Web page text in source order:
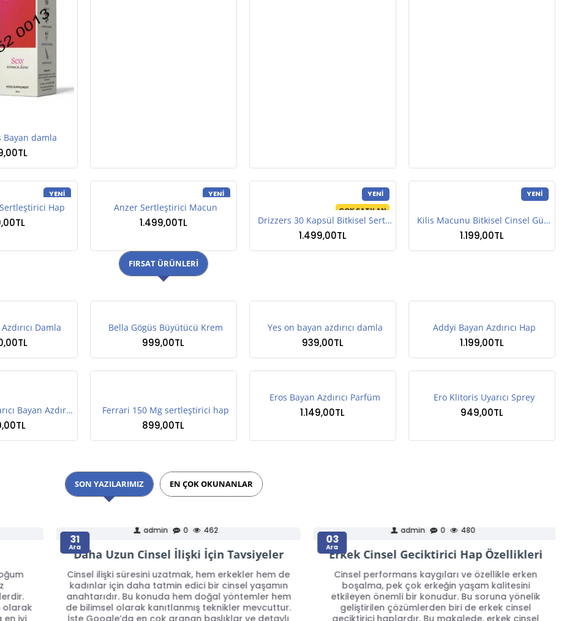
Bayan damla
YENI
Hap
YENI
Anzer Sertleştirici Macun
1.499,00TL
YENI
ÇOK SATILAN
Drizzers 30 Kapsül Bitkisel Sertleştirici Hap
1.499,00TL
YENI
Kilis Macunu Bitkisel Cinsel Güç Arttırıcı
1.199,00TL
FIRSAT ÜRÜNLERI
Damla Bella Gögüs Büyütücü Krem
999,00TL
Yes on bayan azdırıcı damla
939,00TL
Addyi Bayan Azdırıcı Hap
1.199,00TL
Ero Klitoris Uyarıcı Bayan Azdırıcı Krem Ferrari 150 Mg sertleştirici hap
899,00TL
Eros Bayan Azdırıcı Parfüm
1.149,00TL
Ero Klitoris Uyarıcı Sprey
949,00TL
SON YAZILARIMIZ EN ÇOK OKUNANLAR
admin 0 462
Daha Uzun Cinsel İlişki İçin Tavsiyeler
Cinsel ilişki süresini uzatmak, hem erkekler hem de
kadınlar için daha tatmin edici bir cinsel yaşamın
anahtarıdır. Bu konuda hem doğal yöntemler hem
de bilimsel olarak kanıtlanmış teknikler mevcuttur.
admin 0 480
Erkek Cinsel Geciktirici Hap Özellikleri
Cinsel performans kaygıları ve özellikle erken
boşalma, pek çok erkeğin yaşam kalitesini
etkileyen önemli bir konudur. Bu soruna yönelik
geliştirilen çözümlerden biri de erkek cinsel